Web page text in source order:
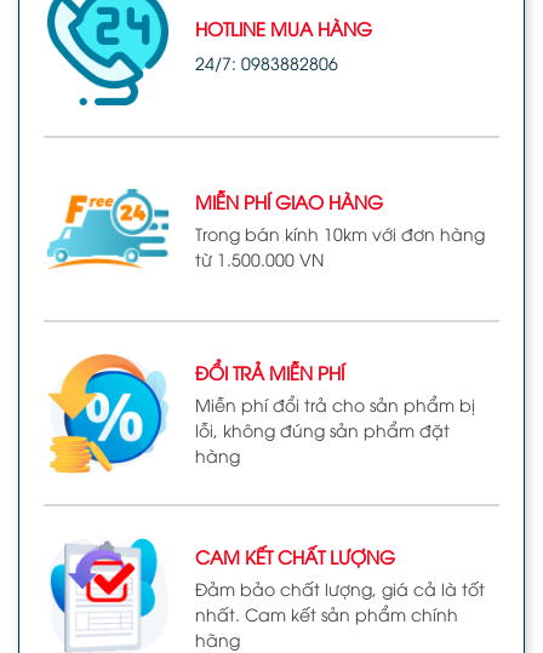
HOTLINE MUA HÀNG
24/7: 0983882806
MIỄN PHÍ GIAO HÀNG
Trong bán kính 10km với đơn hàng
từ 1.500.000 VN
ĐỔI TRẢ MIỄN PHÍ
Miễn phí đổi trả cho sản phẩm bị
lỗi, không đúng sản phẩm đặt
hàng
CAM KẾT CHẤT LƯỢNG
Đảm bảo chất lượng, giá cả là tốt
nhất. Cam kết sản phẩm chính
hãng